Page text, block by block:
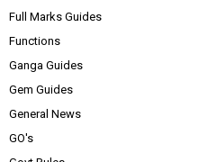
Full Marks Guides
Functions
Ganga Guides
Gem Guides
General News
GO's